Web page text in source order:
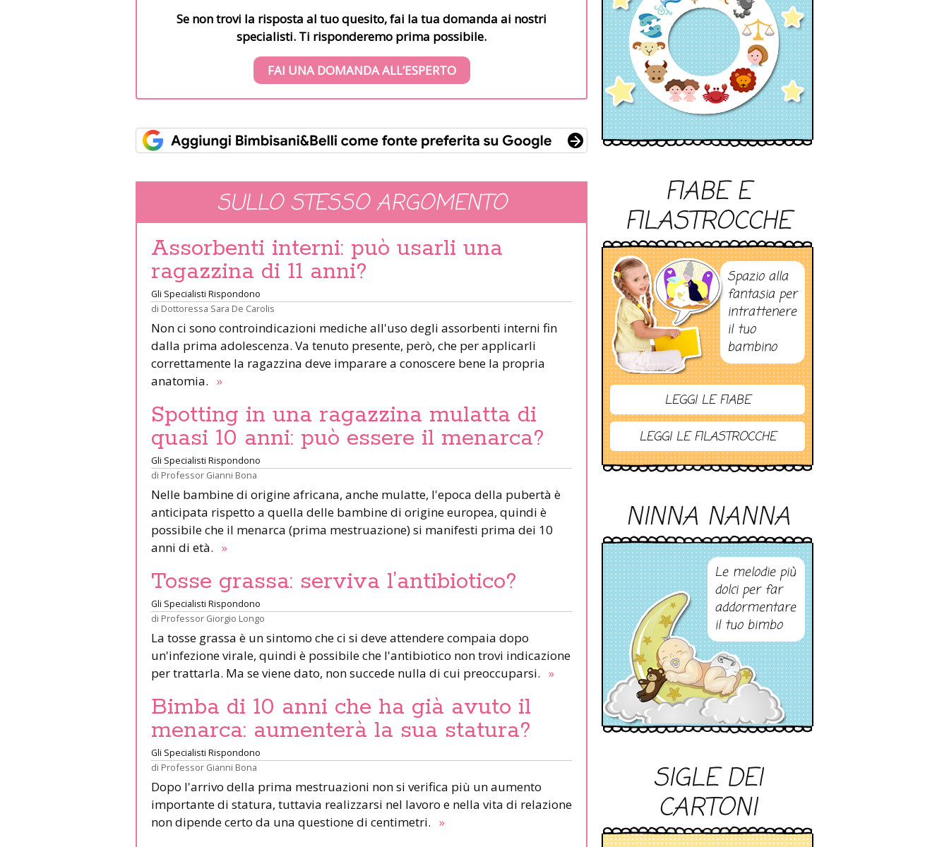
Se non trovi la risposta al tuo quesito, fai la tua domanda ai nostri
specialisti. Ti risponderemo prima possibile.
FAI UNA DOMANDA ALL’ESPERTO
SULLO STESSO ARGOMENTO
Assorbenti interni: può usarli una
ragazzina di 11 anni?
Gli Specialisti Rispondono
di Dottoressa Sara De Carolis
Non ci sono controindicazioni mediche all'uso degli assorbenti interni fin
dalla prima adolescenza. Va tenuto presente, però, che per applicarli
correttamente la ragazzina deve imparare a conoscere bene la propria
anatomia. »
Spotting in una ragazzina mulatta di
quasi 10 anni: può essere il menarca?
Gli Specialisti Rispondono
di Professor Gianni Bona
Nelle bambine di origine africana, anche mulatte, l'epoca della pubertà è
anticipata rispetto a quella delle bambine di origine europea, quindi è
possibile che il menarca (prima mestruazione) si manifesti prima dei 10
anni di età. »
Tosse grassa: serviva l’antibiotico?
Gli Specialisti Rispondono
di Professor Giorgio Longo
La tosse grassa è un sintomo che ci si deve attendere compaia dopo
un'infezione virale, quindi è possibile che l'antibiotico non trovi indicazione
per trattarla. Ma se viene dato, non succede nulla di cui preoccuparsi. »
Bimba di 10 anni che ha già avuto il
menarca: aumenterà la sua statura?
Gli Specialisti Rispondono
di Professor Gianni Bona
Dopo l'arrivo della prima mestruazioni non si verifica più un aumento
importante di statura, tuttavia realizzarsi nel lavoro e nella vita di relazione
non dipende certo da una questione di centimetri. »
FIABE E
FILASTROCCHE
Spazio alla
fantasia per
intrattenere
il tuo
bambino
LEGGI LE FIABE
LEGGI LE FILASTROCCHE
NINNA NANNA
Le melodie più
dolci per far
addormentare
il tuo bimbo
SIGLE DEI
CARTONI